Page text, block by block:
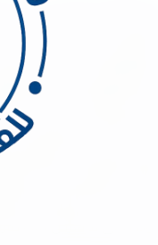
الأمر صعب خاصًة إذا كانت
المحيطه بها كـ الخبر و
عمالة فلبينة محترفة في
الصحة السعودية. شركة
والتي تعرض خدماتها علي
ولتجنب العديد من
فلبينية او بنغالية.